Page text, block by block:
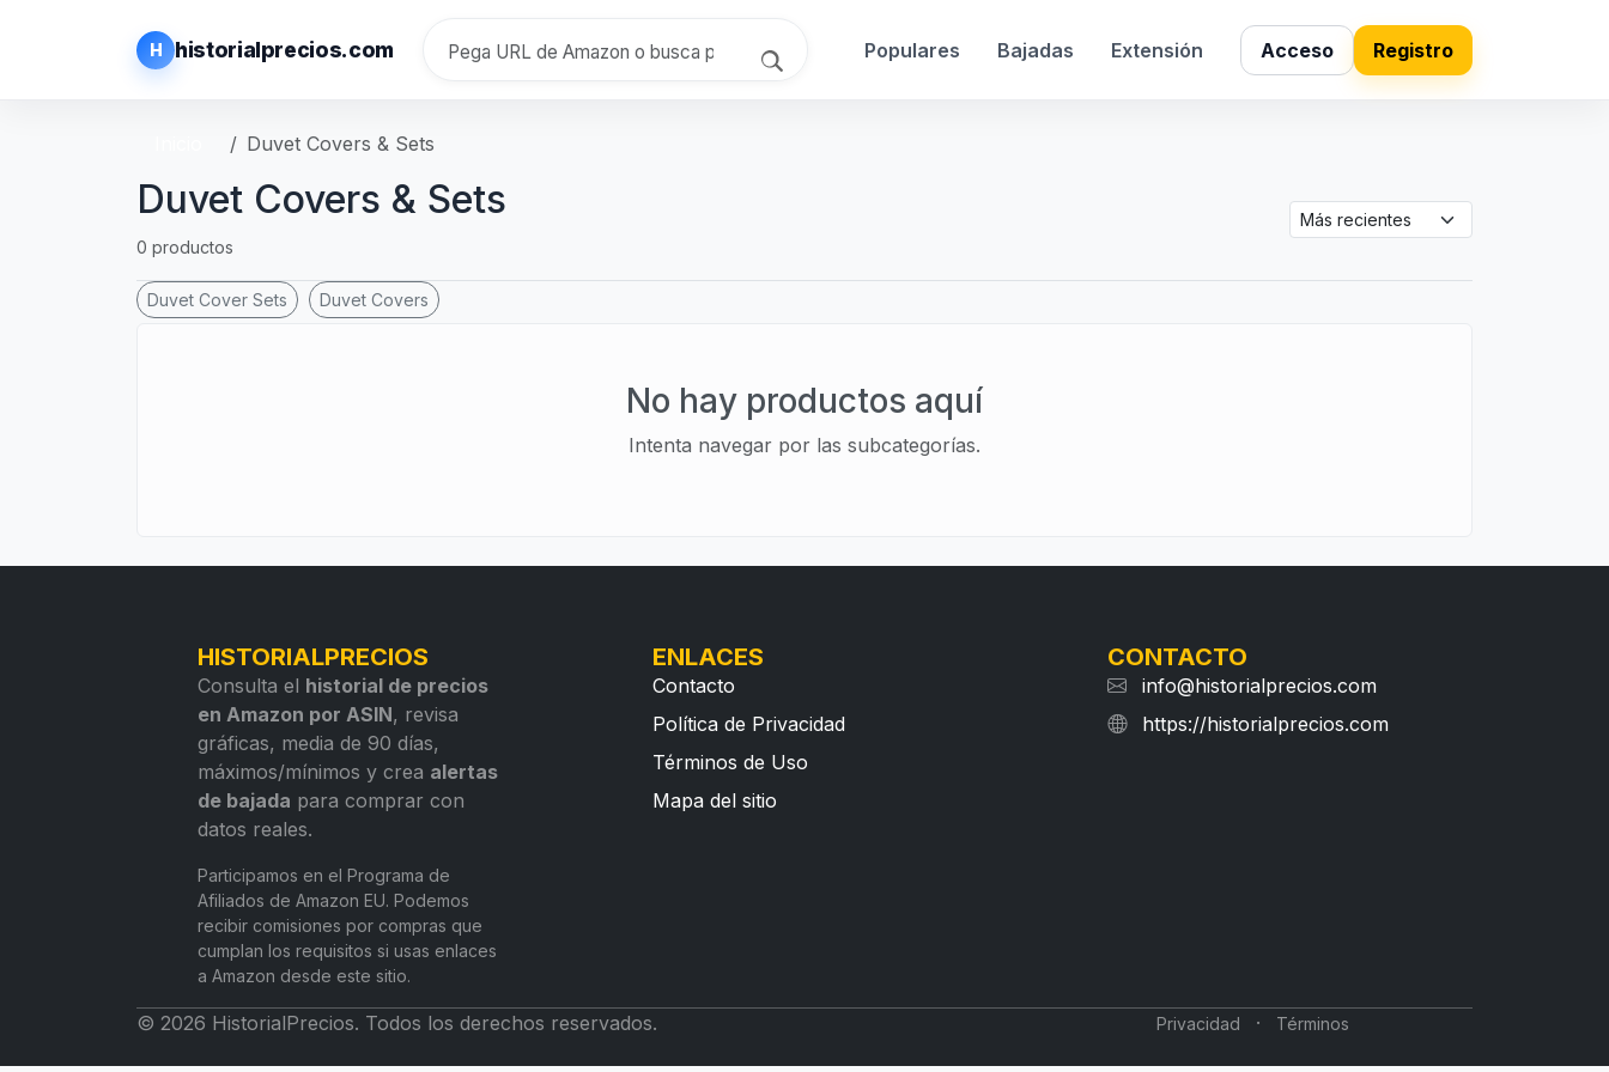
H historialprecios.com Populares Bajadas Extensión Acceso Registro
Duvet Covers & Sets
Duvet Covers & Sets
0 productos
Duvet Cover Sets Duvet Covers
No hay productos aquí
Intenta navegar por las subcategorías.
HISTORIALPRECIOS
Consulta el historial de precios
en Amazon por ASIN, revisa
gráficas, media de 90 días,
máximos/mínimos y crea alertas
de bajada para comprar con
datos reales.
Participamos en el Programa de
Afiliados de Amazon EU. Podemos
recibir comisiones por compras que
cumplan los requisitos si usas enlaces
a Amazon desde este sitio.
ENLACES
Contacto
Política de Privacidad
Términos de Uso
Mapa del sitio
CONTACTO
info@historialprecios.com
https://historialprecios.com
© 2026 HistorialPrecios. Todos los derechos reservados. Privacidad · Términos